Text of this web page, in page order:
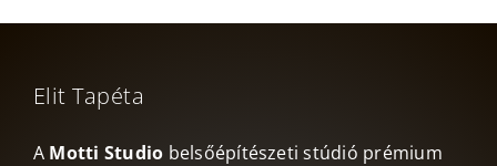
Elit Tapéta
A Motti Studio belsőépítészeti stúdió prémium